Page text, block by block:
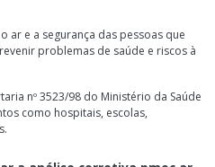
ar e a segurança das pessoas que
problemas de saúde e riscos à
nº 3523/98 do Ministério da Saúde
como hospitais, escolas,